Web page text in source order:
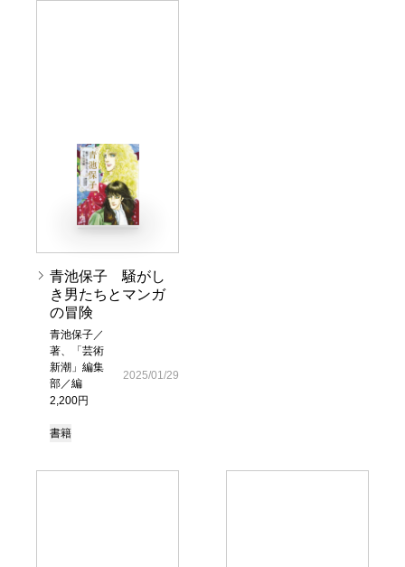
青池保子 騒がし
き男たちとマンガ
の冒険
青池保子／
著、「芸術
新潮」編集
部／編
2,200円
2025/01/29
書籍